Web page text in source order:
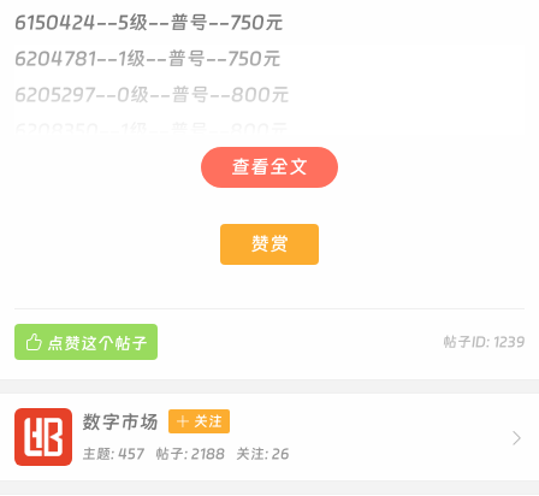
6150424--5级--普号--750元
6204781--1级--普号--750元
6205297--0级--普号--800元
6214760--1级--普号--750元
6254984--1级--普号--750元
6309943--1级--普号--750元
6363826--普号--0级--1650元 ABAB开
6384136--5级--普号--750元
查看全文
赞赏
帖子ID: 1239
 点赞这个帖子

数字市场  关注
主题: 457 帖子: 2188 关注: 26